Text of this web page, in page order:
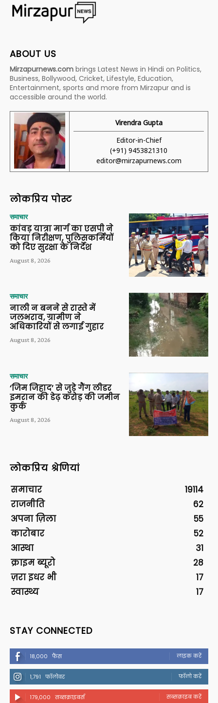
ABOUT US
Mirzapurnews.com brings Latest News in Hindi on Politics,
Business, Bollywood, Cricket, Lifestyle, Education,
Entertainment, sports and more from Mirzapur and is
accessible around the world.
Virendra Gupta
Editor-in-Chief
(+91) 9453821310
editor@mirzapurnews.com
लोकप्रिय पोस्ट
समाचार
कांवड़ यात्रा मार्ग का एसपी ने
किया निरीक्षण, पुलिसकर्मियों
को दिए सुरक्षा के निर्देश
August 8, 2026
समाचार
नाली न बनने से रास्ते में
जलभराव, ग्रामीण ने
अधिकारियों से लगाई गुहार
August 8, 2026
समाचार
‘जिम जिहाद’ से जुड़े गैंग लीडर
इमरान की डेढ़ करोड़ की जमीन
कुर्क
August 8, 2026
लोकप्रिय श्रेणियां
समाचार
19114
राजनीति
62
अपना ज़िला
55
कारोबार
52
आस्था
31
क्राइम ब्यूरो
28
ज़रा इधर भी
17
स्वास्थ्य
17
STAY CONNECTED
18,000 फैंस लाइक करें
1,791 फॉलोवर फॉलो करें
179,000 सब्सक्राइबर्स सब्सक्राइब करें